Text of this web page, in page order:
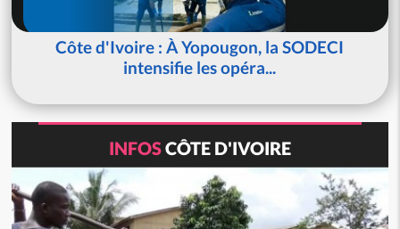
Côte d'Ivoire : À Yopougon, la SODECI
intensifie les opéra...
INFOSCÔTE D'IVOIRE